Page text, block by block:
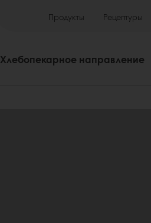
Продукты Рецептуры
Хлебопекарное направление